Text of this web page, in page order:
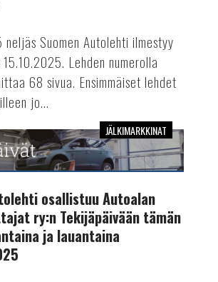
Suomen Autolehti ilmestyy
Lehden numerolla
68 sivua. Ensimmäiset lehdet
jo...
JÄLKIMARKKINAT
osallistuu Autoalan
ry:n Tekijäpäivään tämän
ja lauantaina